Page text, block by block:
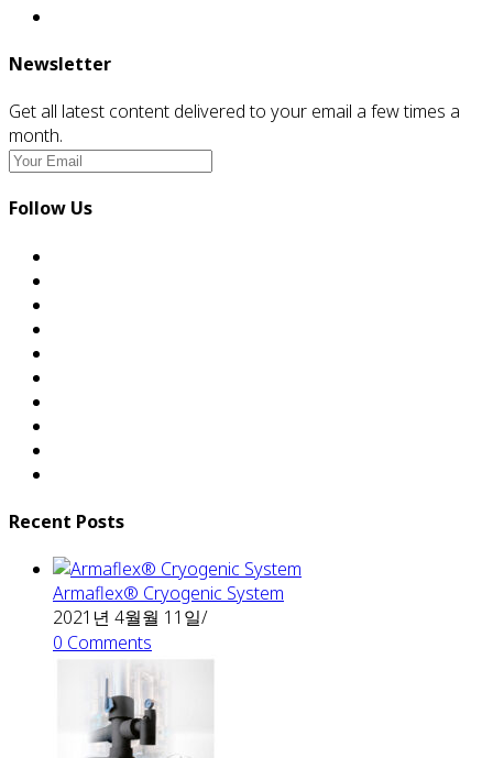
Newsletter
Get all latest content delivered to your email a few times a
month.
Follow Us
Recent Posts
Armaflex® Cryogenic System
2021년 4월월 11일/
0 Comments